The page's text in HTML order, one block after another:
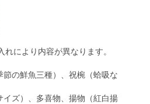
により内容が異なります。
の鮮魚三種）、祝椀（蛤吸な
ズ）、多喜物、揚物（紅白揚